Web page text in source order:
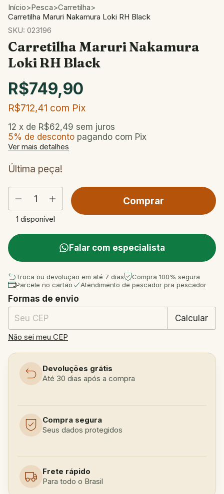
Início>Pesca>Carretilha>
Carretilha Maruri Nakamura Loki RH Black
SKU: 023196
Carretilha Maruri Nakamura
Loki RH Black
R$749,90
R$712,41 com Pix
12 x de R$62,49 sem juros
5% de desconto pagando com Pix
Ver mais detalhes
Última peça!
1 disponível
Falar com especialista
Troca ou devolução em até 7 dias
Compra 100% segura
Parcele no cartão
Atendimento de pescador pra pescador
Entregas para o CEP:
Formas de envio
Calcular
Não sei meu CEP
Devoluções grátis
Até 30 dias após a compra
Compra segura
Seus dados protegidos
Frete rápido
Para todo o Brasil